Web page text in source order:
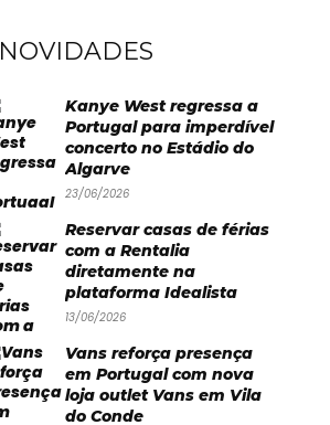
NOVIDADES
Kanye West regressa a
Portugal para imperdível
concerto no Estádio do
Algarve
23/06/2026
Reservar casas de férias
com a Rentalia
diretamente na
plataforma Idealista
13/06/2026
Vans reforça presença
em Portugal com nova
loja outlet Vans em Vila
do Conde